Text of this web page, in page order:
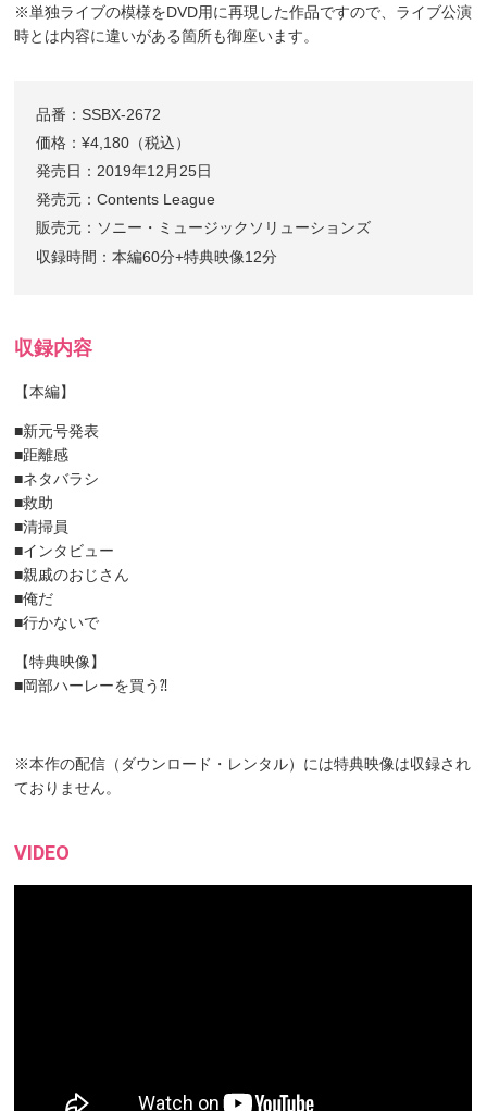
※単独ライブの模様をDVD用に再現した作品ですので、ライブ公演
時とは内容に違いがある箇所も御座います。
品番：SSBX-2672
価格：¥4,180（税込）
発売日：2019年12月25日
発売元：Contents League
販売元：ソニー・ミュージックソリューションズ
収録時間：本編60分+特典映像12分
収録内容
【本編】
■新元号発表
■距離感
■ネタバラシ
■救助
■清掃員
■インタビュー
■親戚のおじさん
■俺だ
■行かないで
【特典映像】
■岡部ハーレーを買う⁈
※本作の配信（ダウンロード・レンタル）には特典映像は収録され
ておりません。
VIDEO